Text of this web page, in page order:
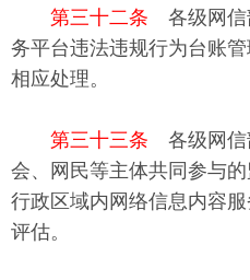
第三十二条 各级网信
务平台违法违规行为台账
相应处理。
第三十三条 各级网信
会、网民等主体共同参与
行政区域内网络信息内容
评估。